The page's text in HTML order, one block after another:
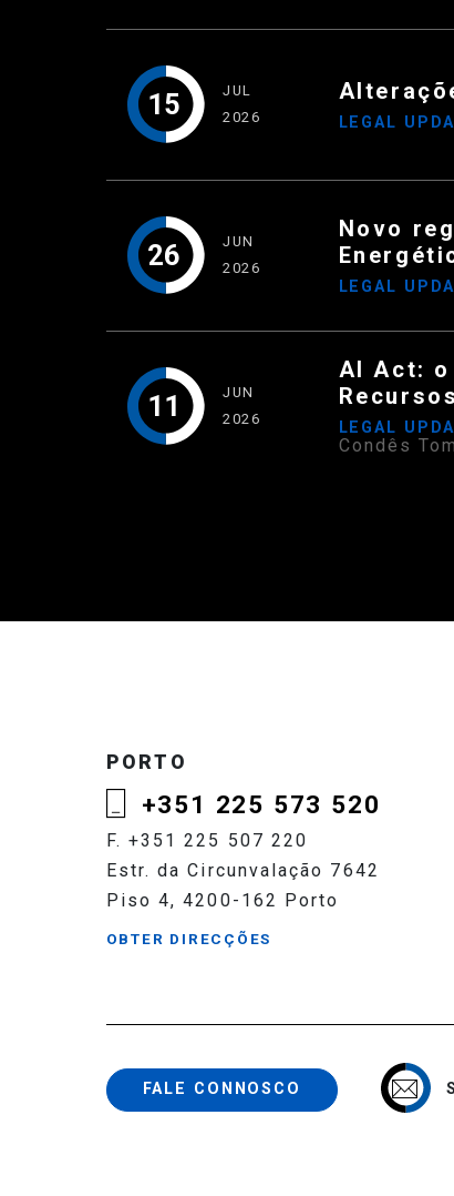
15
JUL
2026
LEGAL
26
JUN
2026
Novo
LEGAL
11
JUN
2026
AI Act:
LEGAL
Condês
PORTO
+351 225 573 520
F. +351 225 507 220
Estr. da Circunvalação 7642
Piso 4, 4200-162 Porto
OBTER DIRECÇÕES
FALE CONNOSCO